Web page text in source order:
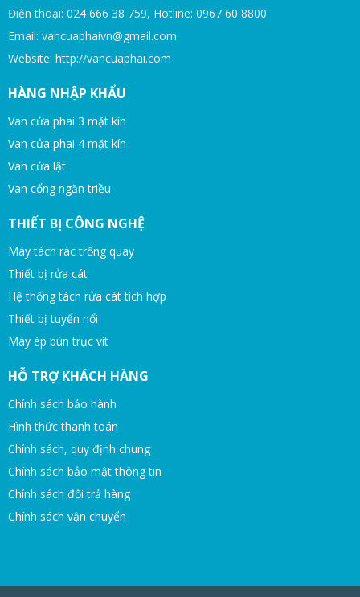
Điện thoại: 024 666 38 759, Hotline: 0967 60 8800
Email: vancuaphaivn@gmail.com
Website: http://vancuaphai.com
HÀNG NHẬP KHẨU
Van cửa phai 3 mặt kín
Van cửa phai 4 mặt kín
Van cửa lật
Van cổng ngăn triều
THIẾT BỊ CÔNG NGHỆ
Máy tách rác trống quay
Thiết bị rửa cát
Hệ thống tách rửa cát tích hợp
Thiết bị tuyển nổi
Máy ép bùn trục vít
HỖ TRỢ KHÁCH HÀNG
Chính sách bảo hành
Hình thức thanh toán
Chính sách, quy định chung
Chính sách bảo mật thông tin
Chính sách đổi trả hàng
Chính sách vận chuyển